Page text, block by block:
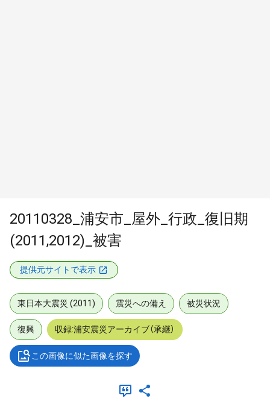
20110328_浦安市_屋外_行政_復旧期
(2011,2012)_被害
提供元サイトで表示
東日本大震災 (2011) 震災への備え 被災状況
復興 収録:浦安震災アーカイブ（承継）
この画像に似た画像を探す